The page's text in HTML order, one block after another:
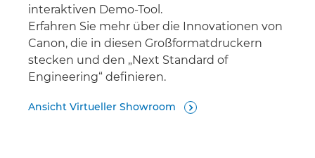
interaktiven Demo-Tool.
Erfahren Sie mehr über die Innovationen von
Canon, die in diesen Großformatdruckern
stecken und den „Next Standard of
Engineering“ definieren.
Ansicht Virtueller Showroom 